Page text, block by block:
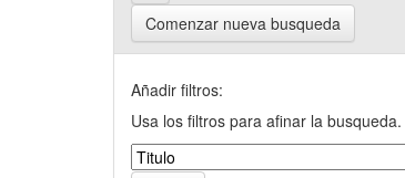
Comenzar nueva busqueda
Añadir filtros:
Usa los filtros para afinar la busqueda.